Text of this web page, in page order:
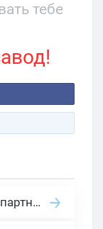
тебе
SalesDoubler: украинская сеть партнерских программ с оплатой за действие